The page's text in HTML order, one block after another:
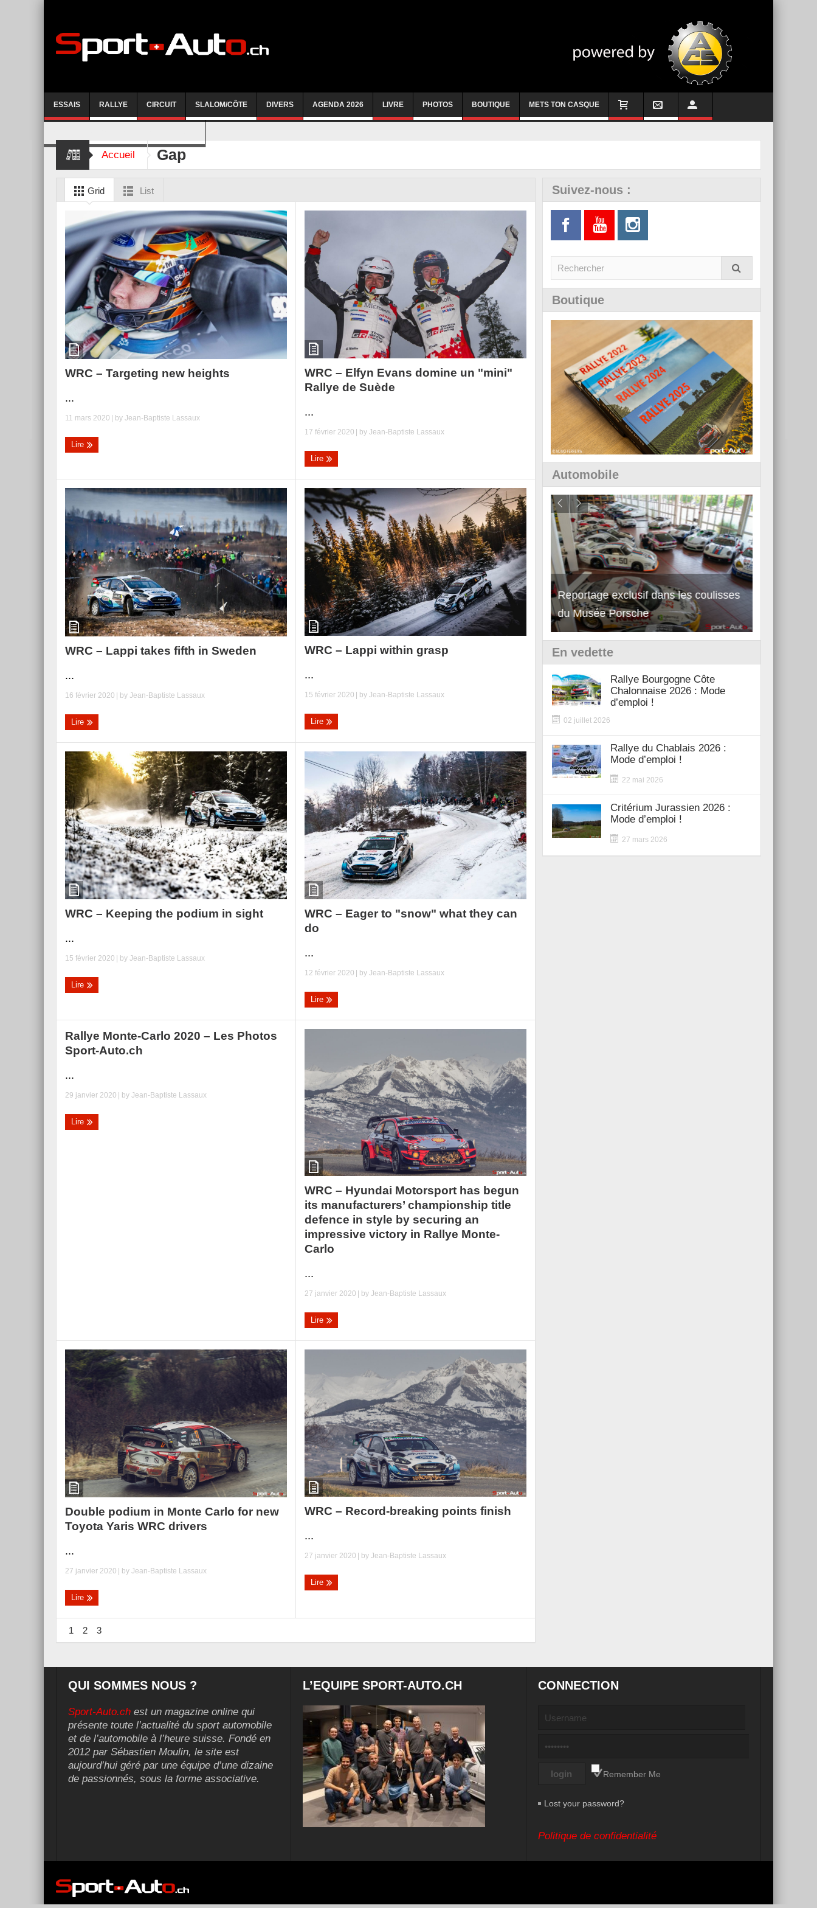
ESSAIS RALLYE CIRCUIT SLALOM/CÔTE DIVERS AGENDA 2026 LIVRE PHOTOS BOUTIQUE METS TON CASQUE
Accueil Gap
Grid List
WRC – Targeting new heights
...
11 mars 2020 | by Jean-Baptiste Lassaux
Lire
WRC – Elfyn Evans domine un "mini"
Rallye de Suède
...
17 février 2020 | byJean-Baptiste Lassaux
Lire
WRC – Lappi takes fifth in Sweden
...
16 février 2020 | by Jean-Baptiste Lassaux
Lire
WRC – Lappi within grasp
...
15 février 2020 | byJean-Baptiste Lassaux
Lire
WRC – Keeping the podium in sight
...
15 février 2020 | by Jean-Baptiste Lassaux
Lire
WRC – Eager to "snow" what they can
do
...
12 février 2020 | byJean-Baptiste Lassaux
Lire
Rallye Monte-Carlo 2020 – Les Photos
Sport-Auto.ch
...
29 janvier 2020 | by Jean-Baptiste Lassaux
Lire
WRC – Hyundai Motorsport has begun
its manufacturers’ championship title
defence in style by securing an
impressive victory in Rallye Monte-
Carlo
...
27 janvier 2020 | byJean-Baptiste Lassaux
Lire
Double podium in Monte Carlo for new
Toyota Yaris WRC drivers
...
27 janvier 2020 | by Jean-Baptiste Lassaux
Lire
WRC – Record-breaking points finish
...
27 janvier 2020 | byJean-Baptiste Lassaux
Lire
1 2 3
Suivez-nous :
Boutique
Automobile
Essai – Morgan Supersport
Reportage exclusif dans les coulisses
du Musée Porsche
Découverte de la nouvelle Ferrari
12Cilindri Manuale
En vedette
Rallye Bourgogne Côte
Chalonnaise 2026 : Mode
d’emploi !
02 juillet 2026
Rallye du Chablais 2026 :
Mode d’emploi !
22 mai 2026
Critérium Jurassien 2026 :
Mode d’emploi !
27 mars 2026
QUI SOMMES NOUS ?
Sport-Auto.ch est un magazine online qui
présente toute l’actualité du sport automobile
et de l’automobile à l’heure suisse. Fondé en
2012 par Sébastien Moulin, le site est
aujourd’hui géré par une équipe d’une dizaine
de passionnés, sous la forme associative.
L’EQUIPE SPORT-AUTO.CH CONNECTION
Remember Me
Lost your password?
Politique de confidentialité